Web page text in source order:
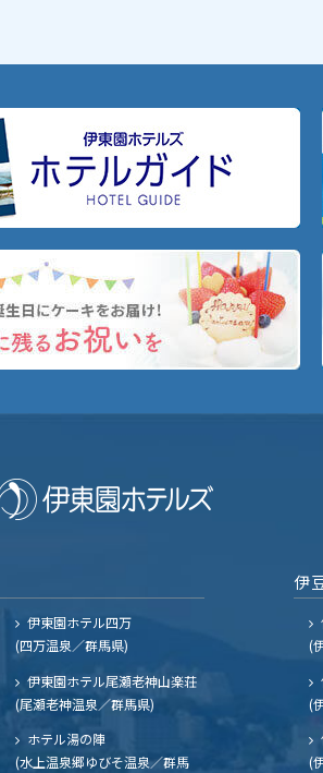
伊東園ホテル四万
(四万温泉／群馬県)
伊東園ホテル尾瀬老神山楽荘
(尾瀬老神温泉／群馬県)
ホテル湯の陣
(水上温泉郷ゆびそ温泉／群馬
伊
(
(
(